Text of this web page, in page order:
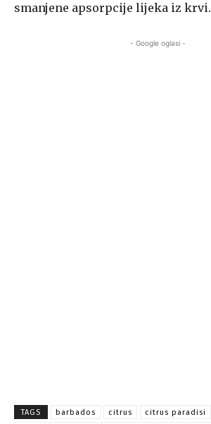
smanjene apsorpcije lijeka iz krvi.
- Google oglasi -
TAGS barbados citrus citrus paradisi